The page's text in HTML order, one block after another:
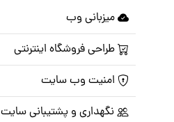
میزبانی وب
طراحی فروشگاه اینترنتی
امنیت وب سایت
نگهداری و پشتیبانی سایت